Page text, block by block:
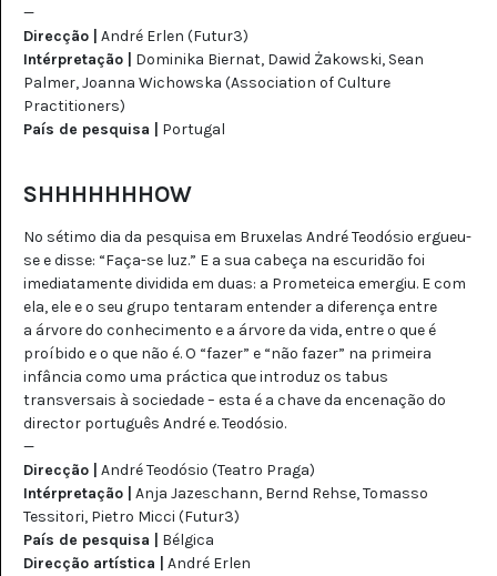
—
Direcção |
André Erlen (Futur3)
Intérpretação |
Dominika Biernat, Dawid Żakowski, Sean
Palmer, Joanna Wichowska (Association of Culture
Practitioners)
País de pesquisa |
Portugal
SHHHHHHHOW
No sétimo dia da pesquisa em Bruxelas André Teodósio ergueu-
se e disse: “Faça-se luz.” E a sua cabeça na escuridão foi
imediatamente dividida em duas: a Prometeica emergiu. E com
ela, ele e o seu grupo tentaram entender a diferença entre
a árvore do conhecimento e a árvore da vida, entre o que é
proíbido e o que não é. O “fazer” e “não fazer” na primeira
infância como uma práctica que introduz os tabus
transversais à sociedade – esta é a chave da encenação do
director português André e. Teodósio.
—
Direcção |
André Teodósio (Teatro Praga)
Intérpretação |
Anja Jazeschann, Bernd Rehse, Tomasso
Tessitori, Pietro Micci (Futur3)
País de pesquisa |
Bélgica
Direcção artística |
André Erlen